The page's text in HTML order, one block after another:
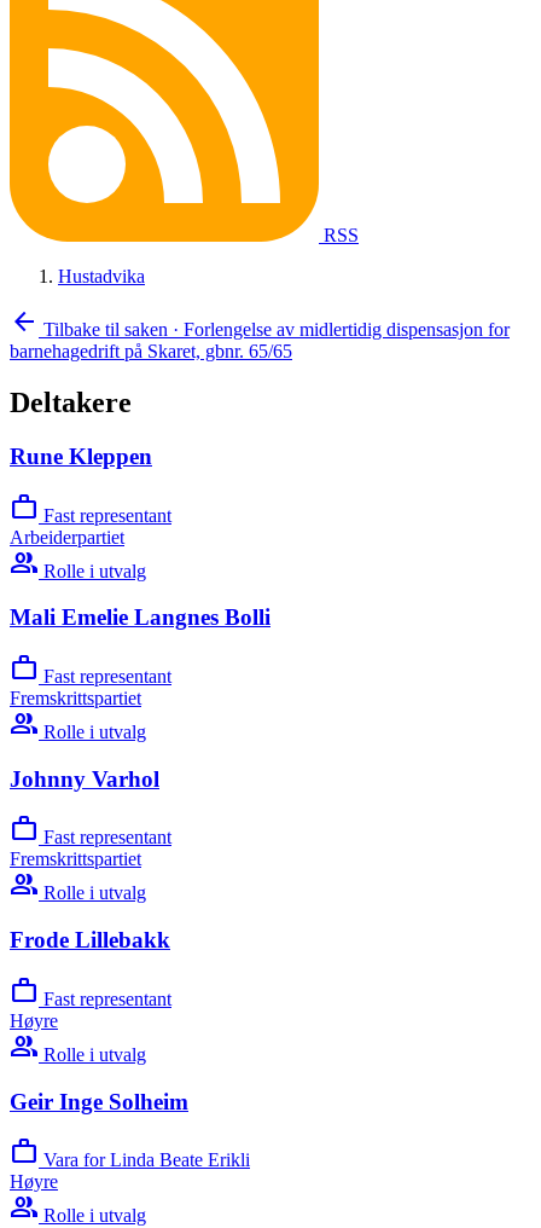
RSS
Hustadvika
arrow_back Tilbake til saken · Forlengelse av midlertidig dispensasjon for
barnehagedrift på Skaret, gbnr. 65/65
Deltakere
Rune Kleppen
work Fast representant
Arbeiderpartiet
group Rolle i utvalg
Mali Emelie Langnes Bolli
work Fast representant
Fremskrittspartiet
group Rolle i utvalg
Johnny Varhol
work Fast representant
Fremskrittspartiet
group Rolle i utvalg
Frode Lillebakk
work Fast representant
Høyre
group Rolle i utvalg
Geir Inge Solheim
work Vara for Linda Beate Erikli
Høyre
group Rolle i utvalg